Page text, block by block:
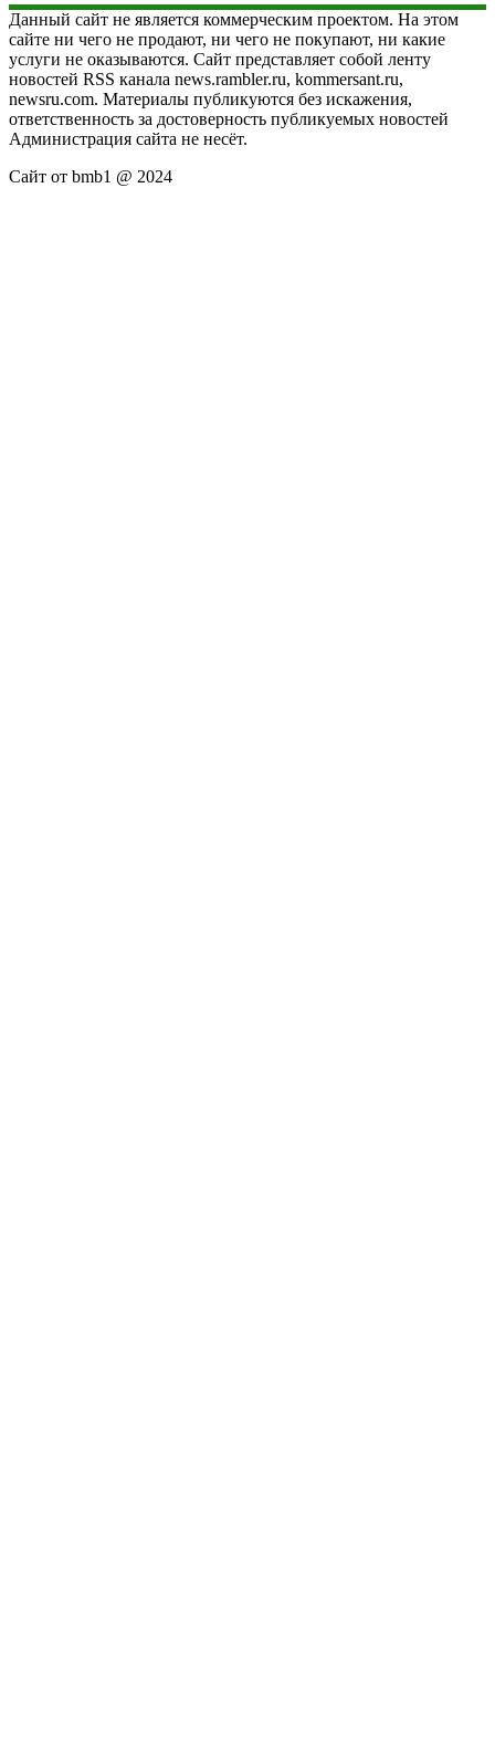
Данный сайт не является коммерческим проектом. На этом
сайте ни чего не продают, ни чего не покупают, ни какие
услуги не оказываются. Сайт представляет собой ленту
новостей RSS канала news.rambler.ru, kommersant.ru,
newsru.com. Материалы публикуются без искажения,
ответственность за достоверность публикуемых новостей
Администрация сайта не несёт.
Сайт от bmb1 @ 2024